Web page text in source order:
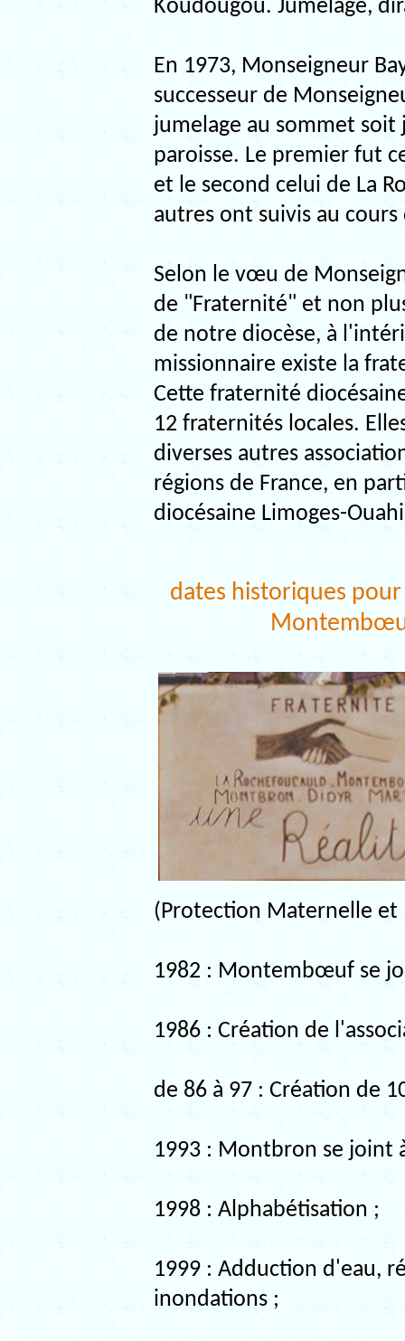
Koudougou. Jumelage,
En 1973, Monseigneur
successeur de
jumelage au sommet
paroisse. Le premier fut
et le second celui de La
autres ont suivis au cours
Selon le vœu de
de "Fraternité" et non
de notre diocèse, à
missionnaire existe la
Cette fraternité
12 fraternités locales.
diverses autres
régions de France, en
diocésaine Limoges-
dates historiques
(Protection Maternelle et
1982 : Montembœuf se
1986 : Création de
de 86 à 97 : Création de
1993 : Montbron se joint
1998 : Alphabétisation ;
1999 : Adduction d'eau,
inondations ;